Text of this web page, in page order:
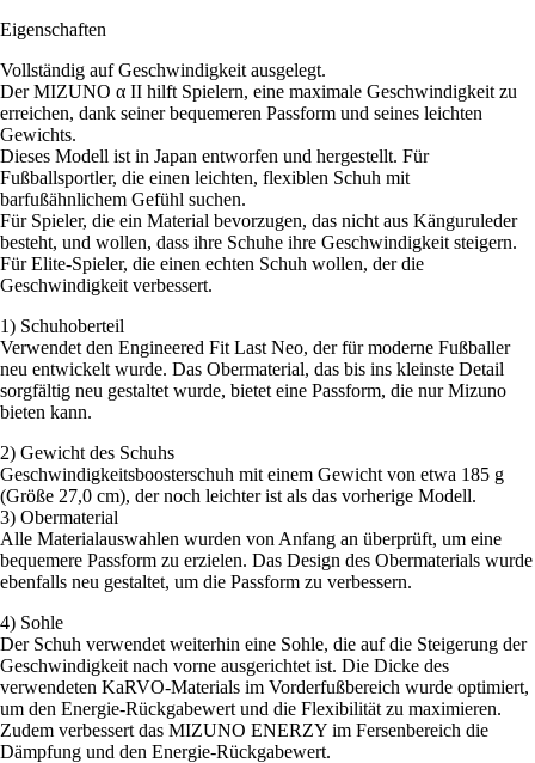
Eigenschaften
Vollständig auf Geschwindigkeit ausgelegt.
Der MIZUNO α II hilft Spielern, eine maximale Geschwindigkeit zu
erreichen, dank seiner bequemeren Passform und seines leichten
Gewichts.
Dieses Modell ist in Japan entworfen und hergestellt. Für
Fußballsportler, die einen leichten, flexiblen Schuh mit
barfußähnlichem Gefühl suchen.
Für Spieler, die ein Material bevorzugen, das nicht aus Känguruleder
besteht, und wollen, dass ihre Schuhe ihre Geschwindigkeit steigern.
Für Elite-Spieler, die einen echten Schuh wollen, der die
Geschwindigkeit verbessert.
1) Schuhoberteil
Verwendet den Engineered Fit Last Neo, der für moderne Fußballer
neu entwickelt wurde. Das Obermaterial, das bis ins kleinste Detail
sorgfältig neu gestaltet wurde, bietet eine Passform, die nur Mizuno
bieten kann.
2) Gewicht des Schuhs
Geschwindigkeitsboosterschuh mit einem Gewicht von etwa 185 g
(Größe 27,0 cm), der noch leichter ist als das vorherige Modell.
3) Obermaterial
Alle Materialauswahlen wurden von Anfang an überprüft, um eine
bequemere Passform zu erzielen. Das Design des Obermaterials wurde
ebenfalls neu gestaltet, um die Passform zu verbessern.
4) Sohle
Der Schuh verwendet weiterhin eine Sohle, die auf die Steigerung der
Geschwindigkeit nach vorne ausgerichtet ist. Die Dicke des
verwendeten KaRVO-Materials im Vorderfußbereich wurde optimiert,
um den Energie-Rückgabewert und die Flexibilität zu maximieren.
Zudem verbessert das MIZUNO ENERZY im Fersenbereich die
Dämpfung und den Energie-Rückgabewert.